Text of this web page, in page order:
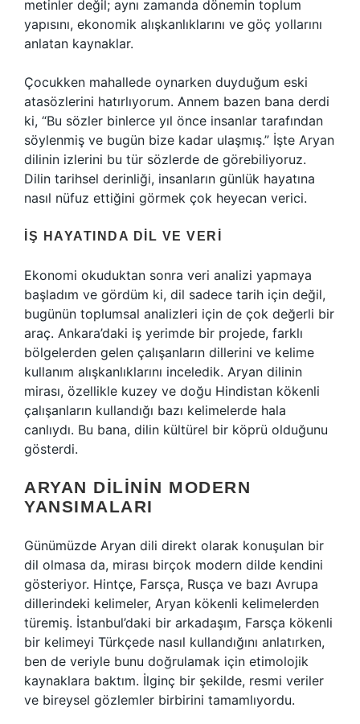
metinler değil; aynı zamanda dönemin toplum
yapısını, ekonomik alışkanlıklarını ve göç yollarını
anlatan kaynaklar.
Çocukken mahallede oynarken duyduğum eski
atasözlerini hatırlıyorum. Annem bazen bana derdi
ki, “Bu sözler binlerce yıl önce insanlar tarafından
söylenmiş ve bugün bize kadar ulaşmış.” İşte Aryan
dilinin izlerini bu tür sözlerde de görebiliyoruz.
Dilin tarihsel derinliği, insanların günlük hayatına
nasıl nüfuz ettiğini görmek çok heyecan verici.
İŞ HAYATINDA DIL VE VERI
Ekonomi okuduktan sonra veri analizi yapmaya
başladım ve gördüm ki, dil sadece tarih için değil,
bugünün toplumsal analizleri için de çok değerli bir
araç. Ankara’daki iş yerimde bir projede, farklı
bölgelerden gelen çalışanların dillerini ve kelime
kullanım alışkanlıklarını inceledik. Aryan dilinin
mirası, özellikle kuzey ve doğu Hindistan kökenli
çalışanların kullandığı bazı kelimelerde hala
canlıydı. Bu bana, dilin kültürel bir köprü olduğunu
gösterdi.
ARYAN DILININ MODERN
YANSIMALARI
Günümüzde Aryan dili direkt olarak konuşulan bir
dil olmasa da, mirası birçok modern dilde kendini
gösteriyor. Hintçe, Farsça, Rusça ve bazı Avrupa
dillerindeki kelimeler, Aryan kökenli kelimelerden
türemiş. İstanbul’daki bir arkadaşım, Farsça kökenli
bir kelimeyi Türkçede nasıl kullandığını anlatırken,
ben de veriyle bunu doğrulamak için etimolojik
kaynaklara baktım. İlginç bir şekilde, resmi veriler
ve bireysel gözlemler birbirini tamamlıyordu.